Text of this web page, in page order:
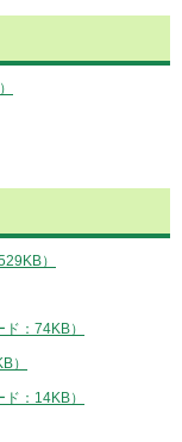
）
：74KB）
）
：14KB）